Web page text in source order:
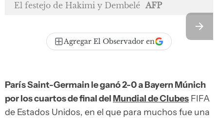
El festejo de Hakimi y Dembelé AFP
Agregar El Observador en
París Saint-Germain le ganó 2-0 a Bayern Múnich
por los cuartos de final del Mundial de Clubes FIFA
de Estados Unidos, en el que para muchos fue una